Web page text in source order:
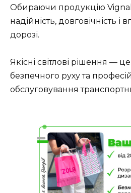
Обираючи продукцію Vignal,
надійність, довговічність і
дорозі.
Якісні світлові рішення —
безпечного руху та
обслуговування